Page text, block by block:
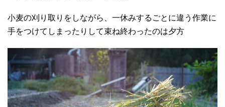
小麦の刈り取りをしながら、一休みするごとに違う作業に
手をつけてしまったりして束ね終わったのは夕方